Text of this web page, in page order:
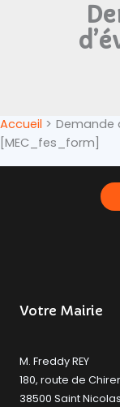
Accueil
Demande
[MEC_fes_form]
Votre Mairie
M. Freddy REY
180, route de
38500 Saint